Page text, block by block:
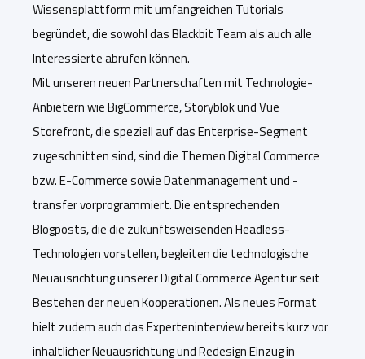
Wissensplattform mit umfangreichen Tutorials
begründet, die sowohl das Blackbit Team als auch alle
Interessierte abrufen können.
Mit unseren neuen Partnerschaften mit Technologie-
Anbietern wie BigCommerce, Storyblok und Vue
Storefront, die speziell auf das Enterprise-Segment
zugeschnitten sind, sind die Themen Digital Commerce
bzw. E-Commerce sowie Datenmanagement und -
transfer vorprogrammiert. Die entsprechenden
Blogposts, die die zukunftsweisenden Headless-
Technologien vorstellen, begleiten die technologische
Neuausrichtung unserer Digital Commerce Agentur seit
Bestehen der neuen Kooperationen. Als neues Format
hielt zudem auch das Experteninterview bereits kurz vor
inhaltlicher Neuausrichtung und Redesign Einzug in